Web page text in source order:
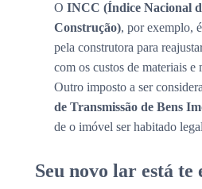
O INCC (Índice Nacional
Construção), por exemplo,
pela construtora para
com os custos de materiais e
Outro imposto a ser
de Transmissão de Bens
de o imóvel ser habitado
Seu novo lar está te